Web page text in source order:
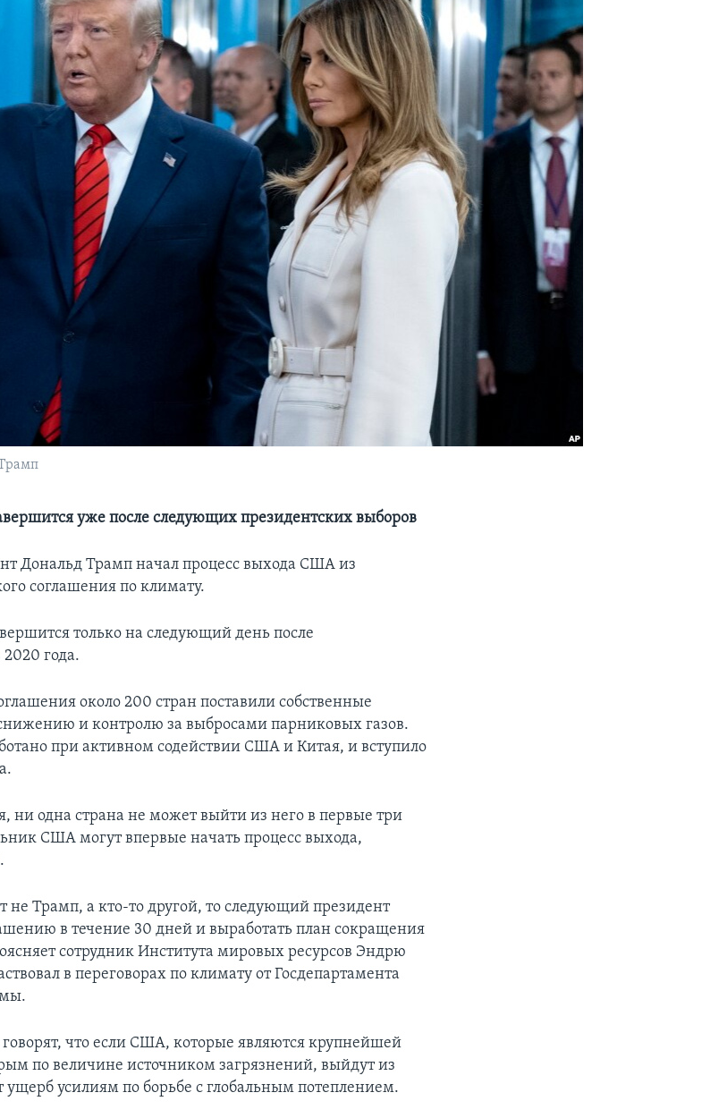
уже после следующих президентских выборов
Дональд Трамп начал процесс выхода США из
соглашения по климату.
только на следующий день после
года.
около 200 стран поставили собственные
и контролю за выбросами парниковых газов.
при активном содействии США и Китая, и вступило
ни одна страна не может выйти из него в первые три
США могут впервые начать процесс выхода,
не Трамп, а кто-то другой, то следующий президент
в течение 30 дней и выработать план сокращения
сотрудник Института мировых ресурсов Эндрю
в переговорах по климату от Госдепартамента
что если США, которые являются крупнейшей
по величине источником загрязнений, выйдут из
ущерб усилиям по борьбе с глобальным потеплением.